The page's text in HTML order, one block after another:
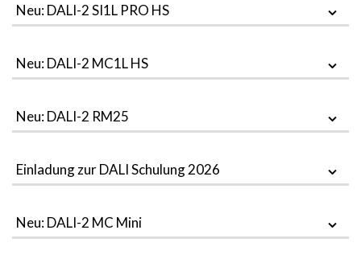
Neu: DALI-2 SI1L PRO HS
Neu: DALI-2 MC1L HS
Neu: DALI-2 RM25
Einladung zur DALI Schulung 2026
Neu: DALI-2 MC Mini